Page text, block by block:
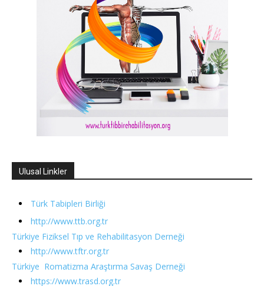
Ulusal Linkler
Türk Tabipleri Birliği
http://www.ttb.org.tr
Türkiye Fiziksel Tıp ve Rehabilitasyon Derneği
http://www.tftr.org.tr
Türkiye Romatizma Araştırma Savaş Derneği
https://www.trasd.org.tr